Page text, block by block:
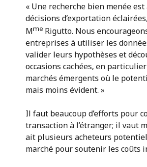
« Une recherche bien menée est
décisions d’exportation
Mme Rigutto. Nous
entreprises à utiliser les
valider leurs hypothèses et
occasions cachées, en
marchés émergents où le
mais moins évident. »
Il faut beaucoup d’efforts pour
transaction à l’étranger; il vaut
ait plusieurs acheteurs
marché pour soutenir les coûts